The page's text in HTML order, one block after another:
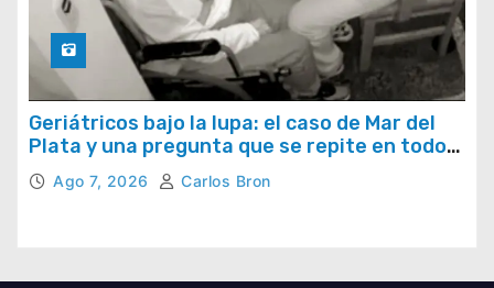
Geriátricos bajo la lupa: el caso de Mar del
Plata y una pregunta que se repite en todo
el país
Ago 7, 2026 Carlos Bron